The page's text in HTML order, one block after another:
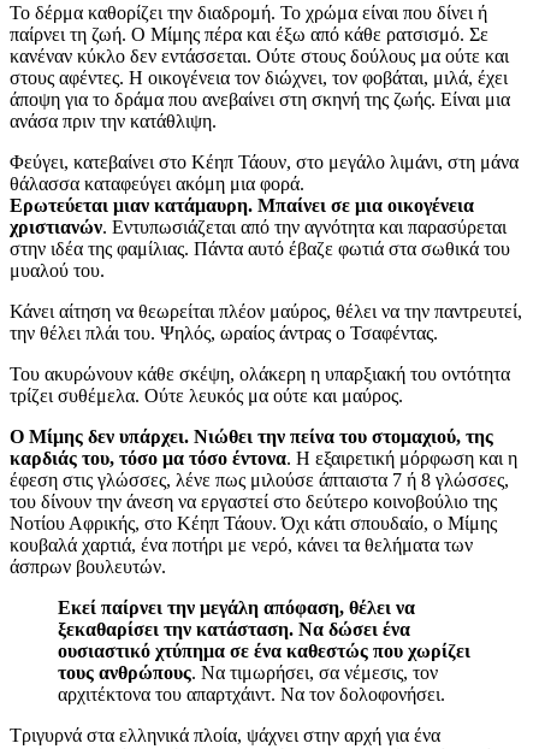
Το δέρμα καθορίζει την διαδρομή. Το χρώμα είναι που δίνει ή
παίρνει τη ζωή. Ο Μίμης πέρα και έξω από κάθε ρατσισμό. Σε
κανέναν κύκλο δεν εντάσσεται. Ούτε στους δούλους μα ούτε και
στους αφέντες. Η οικογένεια τον διώχνει, τον φοβάται, μιλά, έχει
άποψη για το δράμα που ανεβαίνει στη σκηνή της ζωής. Είναι μια
ανάσα πριν την κατάθλιψη.
Φεύγει, κατεβαίνει στο Κέηπ Τάουν, στο μεγάλο λιμάνι, στη μάνα
θάλασσα καταφεύγει ακόμη μια φορά.
Ερωτεύεται μιαν κατάμαυρη. Μπαίνει σε μια οικογένεια
χριστιανών. Εντυπωσιάζεται από την αγνότητα και παρασύρεται
στην ιδέα της φαμίλιας. Πάντα αυτό έβαζε φωτιά στα σωθικά του
μυαλού του.
Κάνει αίτηση να θεωρείται πλέον μαύρος, θέλει να την παντρευτεί,
την θέλει πλάι του. Ψηλός, ωραίος άντρας ο Τσαφέντας.
Του ακυρώνουν κάθε σκέψη, ολάκερη η υπαρξιακή του οντότητα
τρίζει συθέμελα. Ούτε λευκός μα ούτε και μαύρος.
Ο Μίμης δεν υπάρχει. Νιώθει την πείνα του στομαχιού, της
καρδιάς του, τόσο μα τόσο έντονα. Η εξαιρετική μόρφωση και η
έφεση στις γλώσσες, λένε πως μιλούσε άπταιστα 7 ή 8 γλώσσες,
του δίνουν την άνεση να εργαστεί στο δεύτερο κοινοβούλιο της
Νοτίου Αφρικής, στο Κέηπ Τάουν. Όχι κάτι σπουδαίο, ο Μίμης
κουβαλά χαρτιά, ένα ποτήρι με νερό, κάνει τα θελήματα των
άσπρων βουλευτών.
Εκεί παίρνει την μεγάλη απόφαση, θέλει να
ξεκαθαρίσει την κατάσταση. Να δώσει ένα
ουσιαστικό χτύπημα σε ένα καθεστώς που χωρίζει
τους ανθρώπους. Να τιμωρήσει, σα νέμεσις, τον
αρχιτέκτονα του απαρτχάιντ. Να τον δολοφονήσει.
Τριγυρνά στα ελληνικά πλοία, ψάχνει στην αρχή για ένα